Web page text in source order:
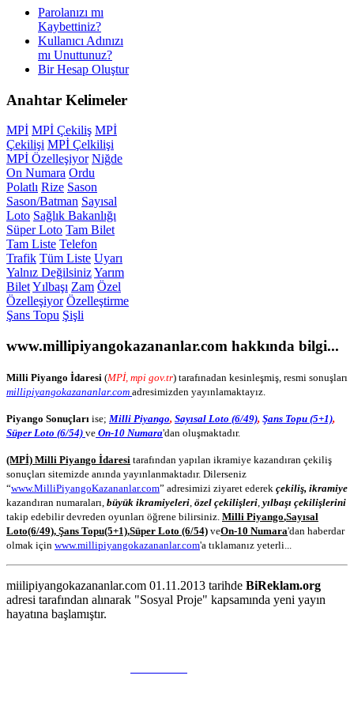
Parolanızı mı
Kaybettiniz?
Kullanıcı Adınızı
mı Unuttunuz?
Bir Hesap Oluştur
Anahtar Kelimeler
MPİ MPİ Çekiliş MPİ
Çekilişi MPİ Çelkilişi
MPİ Özelleşiyor Niğde
On Numara Ordu
Polatlı Rize Sason
Sason/Batman Sayısal
Loto Sağlık Bakanlığı
Süper Loto Tam Bilet
Tam Liste Telefon
Trafik Tüm Liste Uyarı
Yalnız DeğilsinizYarım
BiletYılbaşı Zam Özel
Özelleşiyor Özelleştirme
Şans Topu Şişli
www.millipiyangokazananlar.com hakkında bilgi...
Milli Piyango İdaresi (MPİ, mpi gov.tr) tarafınadan kesinleşmiş, resmi sonuşları
millipiyangokazananlar.com adresimizden yayınlamaktayız.
Piyango Sonuçları ise; Milli Piyango, Sayısal Loto (6/49), Şans Topu (5+1),
Süper Loto (6/54) ve On-10 Numara'dan oluşmaktadır.
(MPİ) Milli Piyango İdaresi tarafından yapılan ikramiye kazandıran çekiliş
sonuçları sitemizde anında yayınlanmaktadır. Dilerseniz
“www.MilliPiyangoKazananlar.com” adresimizi ziyaret ederek çekiliş, ikramiye
kazandıran numaraları, büyük ikramiyeleri özel çekilişleri yılbaşı çekilişlerini
takip edebilir devreden oyunları öğrene bilirsiniz. Milli Piyango,Sayısal
Loto(6/49), Şans Topu(5+1),Süper Loto (6/54) veOn-10 Numara'dan haberdar
olmak için www.millipiyangokazananlar.com'a tıklamanız yeterli...
miilipiyangokazananlar.com 01.11.2013 tarihde BiReklam.org
adresi tarafından alınarak "Sosyal Proje" kapsamında yeni yayın
hayatına başlamıştır.